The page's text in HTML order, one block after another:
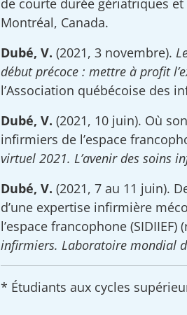
Montréal, Canada.
Dubé, V. (2021, 3 novembre).
début précoce : mettre à profit
l’Association québécoise des
Dubé, V. (2021, 10 juin). Où
infirmiers de l’espace
virtuel 2021. L’avenir des soins
Dubé, V. (2021, 7 au 11 juin).
d’une expertise infirmière
l’espace francophone (SIDIIEF)
infirmiers. Laboratoire mondial
* Étudiants aux cycles